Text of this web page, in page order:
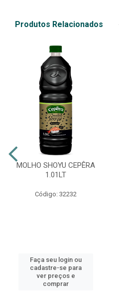
Produtos Relacionados
MOLHO SHOYU CEPÊRA
1.01LT
Código: 32232
Faça seu login ou
cadastre-se para
ver preços e
comprar